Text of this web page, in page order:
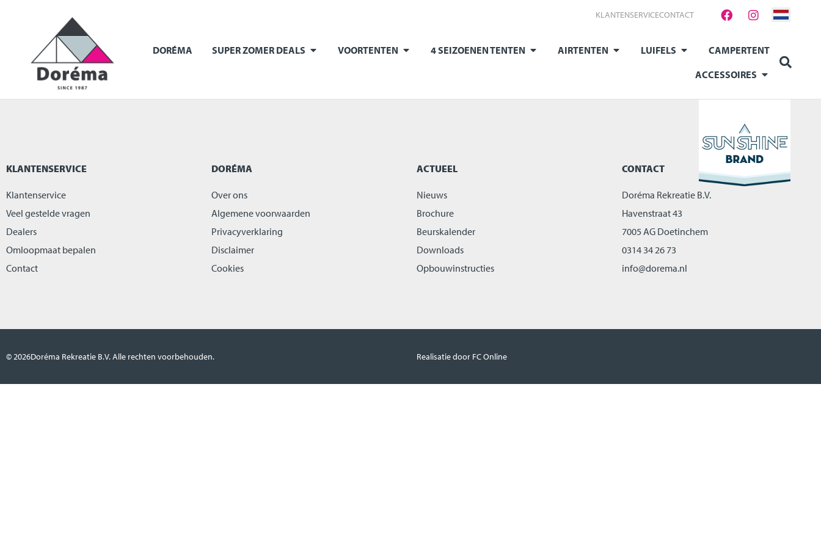
KLANTENSERVICECONTACT
DORÉMA SUPER ZOMER DEALS VOORTENTEN 4 SEIZOENEN TENTEN AIRTENTEN LUIFELS
CAMPERTENT
ACCESSOIRES
KLANTENSERVICE
Klantenservice
Veel gestelde vragen
Dealers
Omloopmaat bepalen
Contact
DORÉMA
Over ons
Algemene voorwaarden
Privacyverklaring
Disclaimer
Cookies
ACTUEEL
Nieuws
Brochure
Beurskalender
Downloads
Opbouwinstructies
CONTACT
Doréma Rekreatie B.V.
Havenstraat 43
7005 AG Doetinchem
0314 34 26 73
info@dorema.nl
© 2026Doréma Rekreatie B.V. Alle rechten voorbehouden. Realisatie door FC Online